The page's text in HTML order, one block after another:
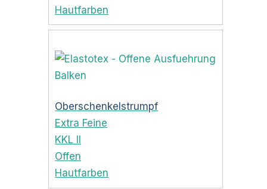
Hautfarben
Oberschenkelstrumpf
Extra Feine
KKL II
Offen
Hautfarben